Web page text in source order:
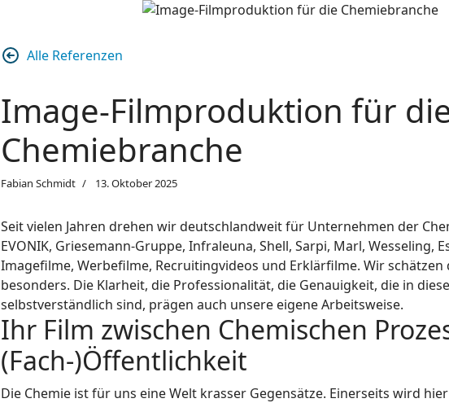
Alle Referenzen
Image-Filmproduktion für
Chemiebranche
Fabian Schmidt 13. Oktober 2025
Seit vielen Jahren drehen wir deutschlandweit für Unternehmen der
EVONIK, Griesemann-Gruppe, Infraleuna, Shell, Sarpi, Marl, Wesseling,
Imagefilme, Werbefilme, Recruitingvideos und Erklärfilme. Wir schätzen
besonders. Die Klarheit, die Professionalität, die Genauigkeit, die in
selbstverständlich sind, prägen auch unsere eigene Arbeitsweise.
Ihr Film zwischen Chemischen
(Fach-)Öffentlichkeit
Die Chemie ist für uns eine Welt krasser Gegensätze. Einerseits wird